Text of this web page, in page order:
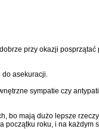
przy okazji
do asekuracji.
sympatie czy
bo mają dużo lepsze
roku, i na